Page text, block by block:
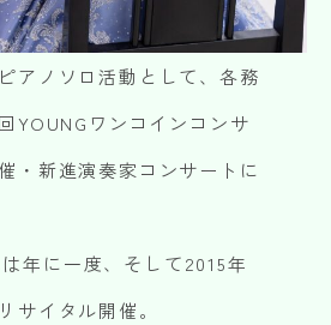
アノソロ活動として、各務
YOUNGワンコインコンサ
・新進演奏家コンサートに
年に一度、そして2015年
サイタル開催。